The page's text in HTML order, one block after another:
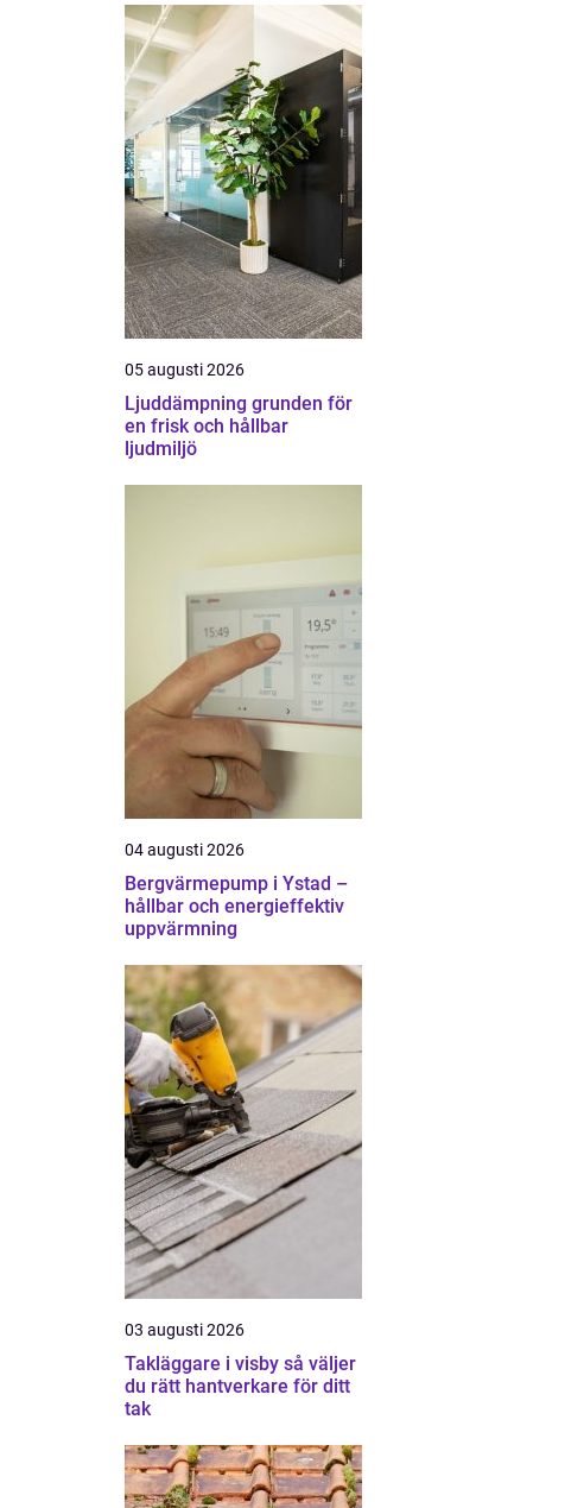
05 augusti 2026
Ljuddämpning grunden för
en frisk och hållbar
ljudmiljö
04 augusti 2026
Bergvärmepump i Ystad –
hållbar och energieffektiv
uppvärmning
03 augusti 2026
Takläggare i visby så väljer
du rätt hantverkare för ditt
tak